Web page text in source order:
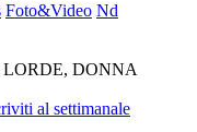
Foto&Video Nd
LORDE, DONNA
al settimanale